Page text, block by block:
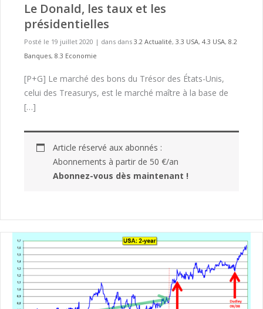
Le Donald, les taux et les
présidentielles
Posté le 19 juillet 2020 | dans dans 3.2 Actualité, 3.3 USA, 4.3 USA, 8.2
Banques, 8.3 Economie
[P+G] Le marché des bons du Trésor des États-Unis,
celui des Treasurys, est le marché maître à la base de
[…]
Article réservé aux abonnés :
Abonnements à partir de 50 €/an
Abonnez-vous dès maintenant !